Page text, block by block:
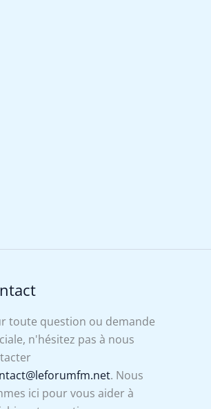
toute question ou demande
n'hésitez pas à nous
. Nous
ici pour vous aider à